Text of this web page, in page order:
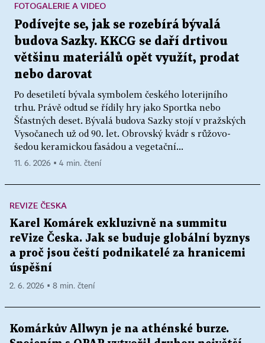
Podívejte se, jak se rozebírá bývalá
budova Sazky. KKCG se daří drtivou
většinu materiálů opět využít, prodat
nebo darovat
Po desetiletí bývala symbolem českého loterijního
trhu. Právě odtud se řídily hry jako Sportka nebo
Šťastných deset. Bývalá budova Sazky stojí v pražských
Vysočanech už od 90. let. Obrovský kvádr s růžovo-
šedou keramickou fasádou a vegetační...
FOTOGALERIE A VIDEO
11. 6. 2026 ▪ 4 min. čtení
REVIZE ČESKA
Karel Komárek exkluzivně na summitu
reVize Česka. Jak se buduje globální byznys
a proč jsou čeští podnikatelé za hranicemi
úspěšní
2. 6. 2026 ▪ 8 min. čtení
Komárkův Allwyn je na athénské burze.